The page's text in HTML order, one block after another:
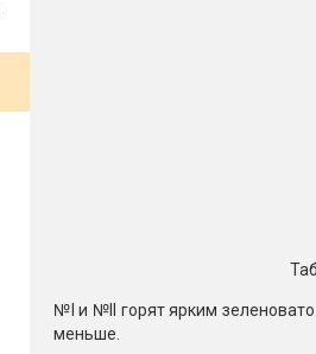
№I и №II горят ярким
меньше.